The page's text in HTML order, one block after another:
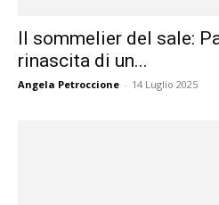
Il sommelier del sale:
rinascita di un...
Angela Petroccione - 14 Luglio 2025